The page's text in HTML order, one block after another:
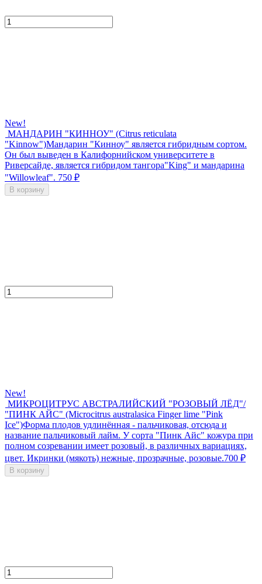
New!
МАНДАРИН "КИННОУ" (Citrus reticulata
"Kinnow")Мандарин "Кинноу" является гибридным сортом.
Он был выведен в Калифорнийском университете в
Риверсайде, является гибридом тангора"King" и мандарина
"Willowleaf". 750 ₽
В корзину
New!
МИКРОЦИТРУС АВСТРАЛИЙСКИЙ "РОЗОВЫЙ ЛЁД"/
"ПИНК АЙС" (Microcitrus australasica Finger lime "Pink
Ice")Форма плодов удлинённая - пальчиковая, отсюда и
название пальчиковый лайм. У сорта "Пинк Айс" кожура при
полном созревании имеет розовый, в различных вариациях,
цвет. Икринки (мякоть) нежные, прозрачные, розовые.700 ₽
В корзину